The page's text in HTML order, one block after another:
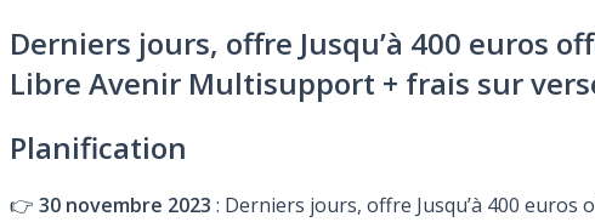
Derniers jours, offre Jusqu’à 400 euros
Libre Avenir Multisupport + frais sur
Planification
👉 30 novembre 2023 : Derniers jours, offre Jusqu’à 400